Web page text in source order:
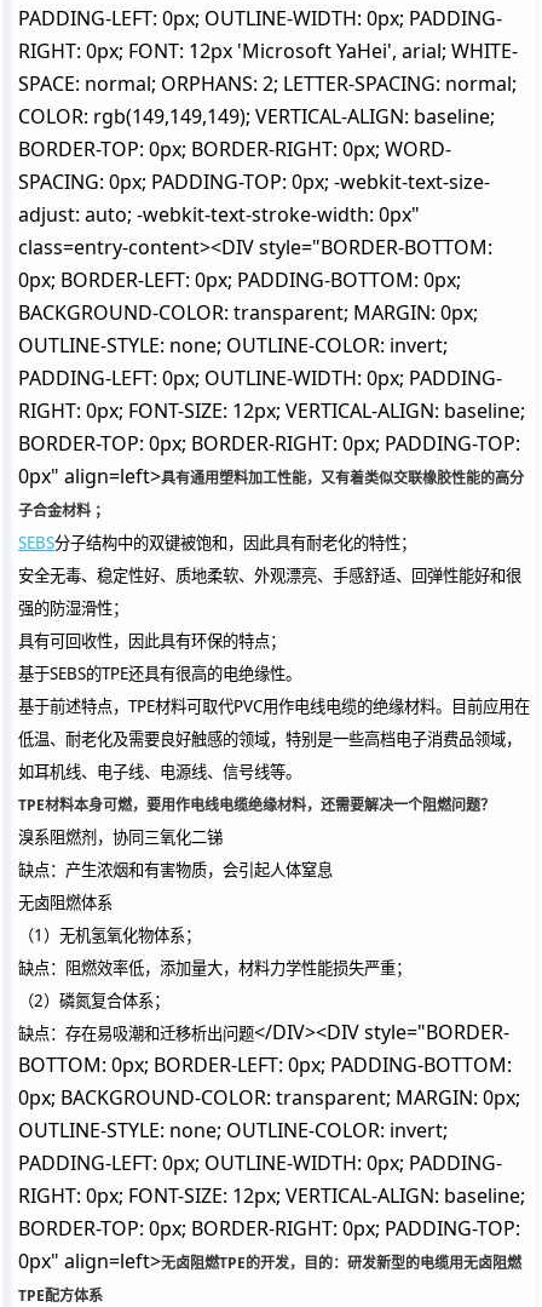
PADDING-LEFT: 0px; OUTLINE-WIDTH: 0px; PADDING-
RIGHT: 0px; FONT: 12px 'Microsoft YaHei', arial; WHITE-
SPACE: normal; ORPHANS: 2; LETTER-SPACING: normal;
COLOR: rgb(149,149,149); VERTICAL-ALIGN: baseline;
BORDER-TOP: 0px; BORDER-RIGHT: 0px; WORD-
SPACING: 0px; PADDING-TOP: 0px; -webkit-text-size-
adjust: auto; -webkit-text-stroke-width: 0px"
class=entry-content><DIV style="BORDER-BOTTOM:
0px; BORDER-LEFT: 0px; PADDING-BOTTOM: 0px;
BACKGROUND-COLOR: transparent; MARGIN: 0px;
OUTLINE-STYLE: none; OUTLINE-COLOR: invert;
PADDING-LEFT: 0px; OUTLINE-WIDTH: 0px; PADDING-
RIGHT: 0px; FONT-SIZE: 12px; VERTICAL-ALIGN: baseline;
BORDER-TOP: 0px; BORDER-RIGHT: 0px; PADDING-TOP:
0px" align=left>具有通用塑料加工性能，又有着类似交联橡胶性能的高分
子合金材料 ；
SEBS分子结构中的双键被饱和，因此具有耐老化的特性；
安全无毒、稳定性好、质地柔软、外观漂亮、手感舒适、回弹性能好和很
强的防湿滑性；
具有可回收性，因此具有环保的特点；
基于SEBS的TPE还具有很高的电绝缘性。
基于前述特点，TPE材料可取代PVC用作电线电缆的绝缘材料。目前应用在
低温、耐老化及需要良好触感的领域，特别是一些高档电子消费品领域，
如耳机线、电子线、电源线、信号线等。
TPE材料本身可燃，要用作电线电缆绝缘材料，还需要解决一个阻燃问题？
溴系阻燃剂，协同三氧化二锑
缺点：产生浓烟和有害物质，会引起人体窒息
无卤阻燃体系
（1）无机氢氧化物体系；
缺点：阻燃效率低，添加量大，材料力学性能损失严重；
（2）磷氮复合体系；
缺点：存在易吸潮和迁移析出问题</DIV><DIV style="BORDER-
BOTTOM: 0px; BORDER-LEFT: 0px; PADDING-BOTTOM:
0px; BACKGROUND-COLOR: transparent; MARGIN: 0px;
OUTLINE-STYLE: none; OUTLINE-COLOR: invert;
PADDING-LEFT: 0px; OUTLINE-WIDTH: 0px; PADDING-
RIGHT: 0px; FONT-SIZE: 12px; VERTICAL-ALIGN: baseline;
BORDER-TOP: 0px; BORDER-RIGHT: 0px; PADDING-TOP:
0px" align=left>无卤阻燃TPE的开发，目的：研发新型的电缆用无卤阻燃
TPE配方体系